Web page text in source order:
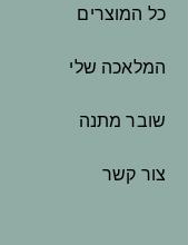
כל המוצרים
המלאכה שלי
שובר מתנה
צור קשר